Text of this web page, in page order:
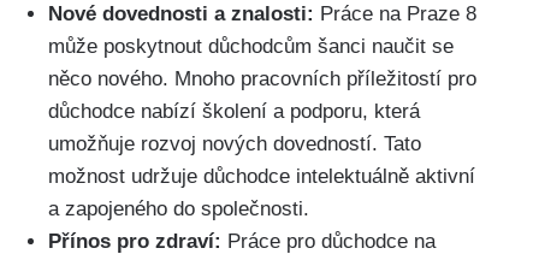
Nové dovednosti a znalosti: Práce na Praze 8
může poskytnout důchodcům šanci naučit se
něco nového. Mnoho pracovních příležitostí pro
důchodce nabízí školení a podporu, která
umožňuje rozvoj nových dovedností. Tato
možnost udržuje důchodce intelektuálně aktivní
a zapojeného do společnosti.
Přínos pro zdraví: Práce pro důchodce na